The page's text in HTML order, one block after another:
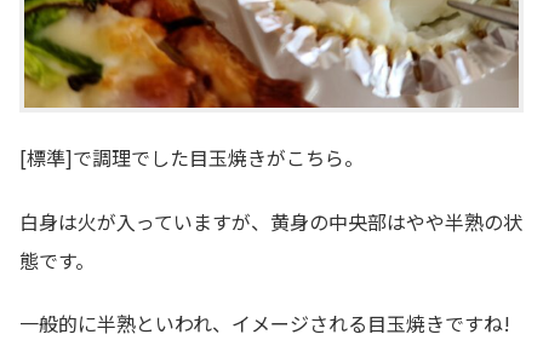
[標準]で調理でした目玉焼きがこちら。
白身は火が入っていますが、黄身の中央部はやや半熟の状
態です。
一般的に半熟といわれ、イメージされる目玉焼きですね!